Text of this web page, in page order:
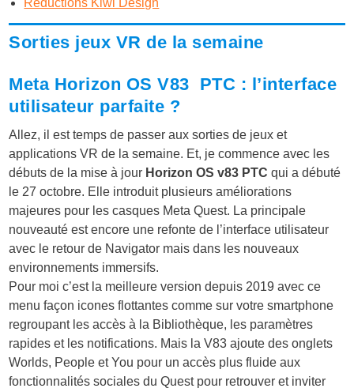
Réductions Kiwi Design
Sorties jeux VR de la semaine
Meta Horizon OS V83 PTC : l’interface
utilisateur parfaite ?
Allez, il est temps de passer aux sorties de jeux et
applications VR de la semaine. Et, je commence avec les
débuts de la mise à jour Horizon OS v83 PTC qui a débuté
le 27 octobre. Elle introduit plusieurs améliorations
majeures pour les casques Meta Quest. La principale
nouveauté est encore une refonte de l’interface utilisateur
avec le retour de Navigator mais dans les nouveaux
environnements immersifs.
Pour moi c’est la meilleure version depuis 2019 avec ce
menu façon icones flottantes comme sur votre smartphone
regroupant les accès à la Bibliothèque, les paramètres
rapides et les notifications. Mais la V83 ajoute des onglets
Worlds, People et You pour un accès plus fluide aux
fonctionnalités sociales du Quest pour retrouver et inviter